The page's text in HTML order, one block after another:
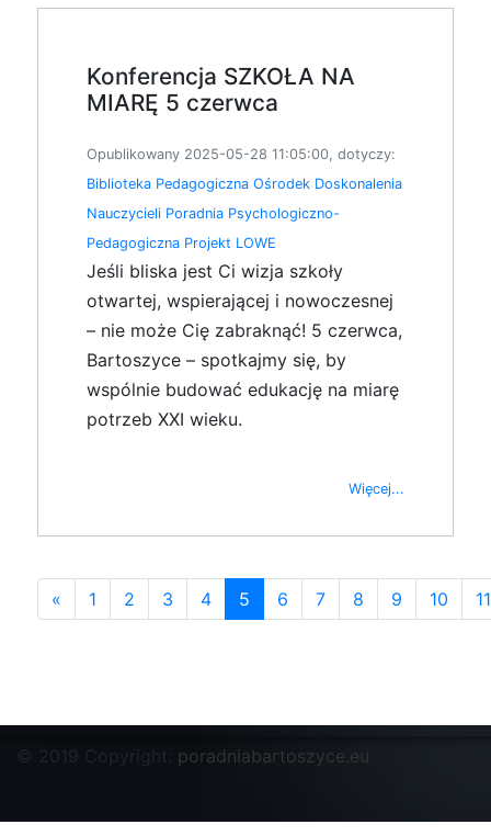
Konferencja SZKOŁA NA
MIARĘ 5 czerwca
Opublikowany 2025-05-28 11:05:00, dotyczy:
Biblioteka Pedagogiczna Ośrodek Doskonalenia
Nauczycieli Poradnia Psychologiczno-
Pedagogiczna Projekt LOWE
Jeśli bliska jest Ci wizja szkoły
otwartej, wspierającej i nowoczesnej
– nie może Cię zabraknąć! 5 czerwca,
Bartoszyce – spotkajmy się, by
wspólnie budować edukację na miarę
potrzeb XXI wieku.
Więcej...
« 1 2 3 4 5 6 7 8 9 10 11
© 2019 Copyright: poradniabartoszyce.eu